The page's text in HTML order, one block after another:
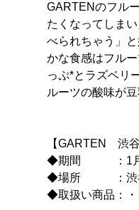
GARTENのフル
たくなってしま
べられちゃう」
かな食感はフル
っぷ*とラズベリ
ルーツの酸味が
【GARTEN 渋
◆期間 ：1月14
◆場所 ：渋谷ヒ
◆取扱い商品：・